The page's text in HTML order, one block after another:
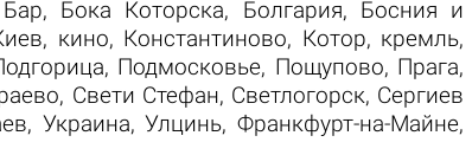
Бар, Бока Которска, Болгария, Босния и
, кино, Константиново, Котор, кремль,
, Подмосковье, Пощупово, Прага,
, Свети Стефан, Светлогорск, Сергиев
, Украина,Улцинь,Франкфурт-на-Майне,